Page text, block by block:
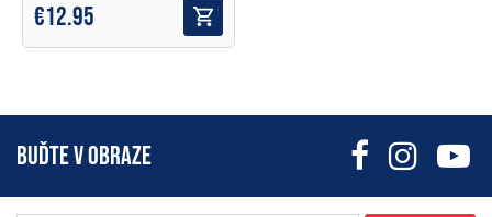
€12.95
BUĎTE V OBRAZE